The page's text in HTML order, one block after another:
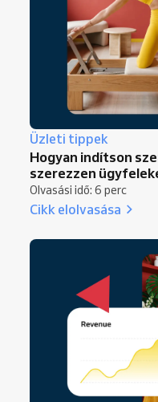
Üzleti tippek
Hogyan indítson
szerezzen
Olvasási idő: 6 perc
Cikk elolvasása